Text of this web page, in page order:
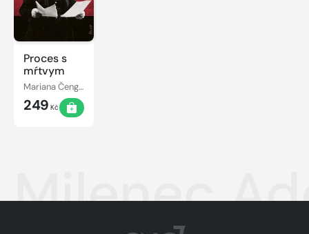
Proces s
mŕtvym
Mariana Čengel Solčanská
249 Kč
Milenec